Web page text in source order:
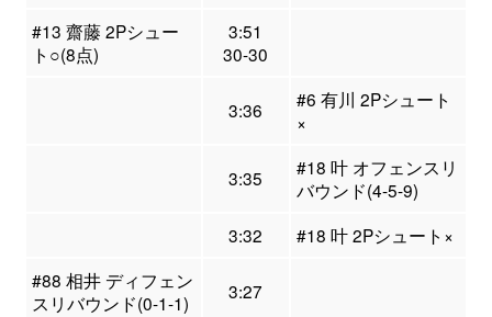
#13 齋藤 2Pシュー
ト○(8点)
3:51
30-30
3:36
#6 有川 2Pシュート
×
3:35
#18 叶 オフェンスリ
バウンド(4-5-9)
3:32
#18 叶 2Pシュート×
#88 相井 ディフェン
スリバウンド(0-1-1)
3:27